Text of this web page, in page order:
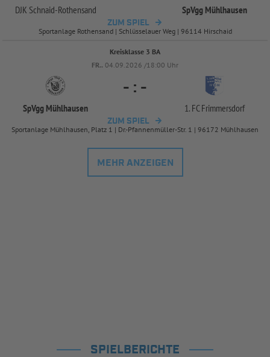
DJK Schnaid-Rothensand SpVgg Mühlhausen
ZUM SPIEL
Sportanlage Rothensand | Schlüsselauer Weg | 96114 Hirschaid
Kreisklasse 3 BA
FR.. 04.09.2026 /18:00 Uhr
SpVgg Mühlhausen
- : -
1. FC Frimmersdorf
ZUM SPIEL
Sportanlage Mühlhausen, Platz 1 | Dr.-Pfannenmüller-Str. 1 | 96172 Mühlhausen
MEHR ANZEIGEN
SPIELBERICHTE